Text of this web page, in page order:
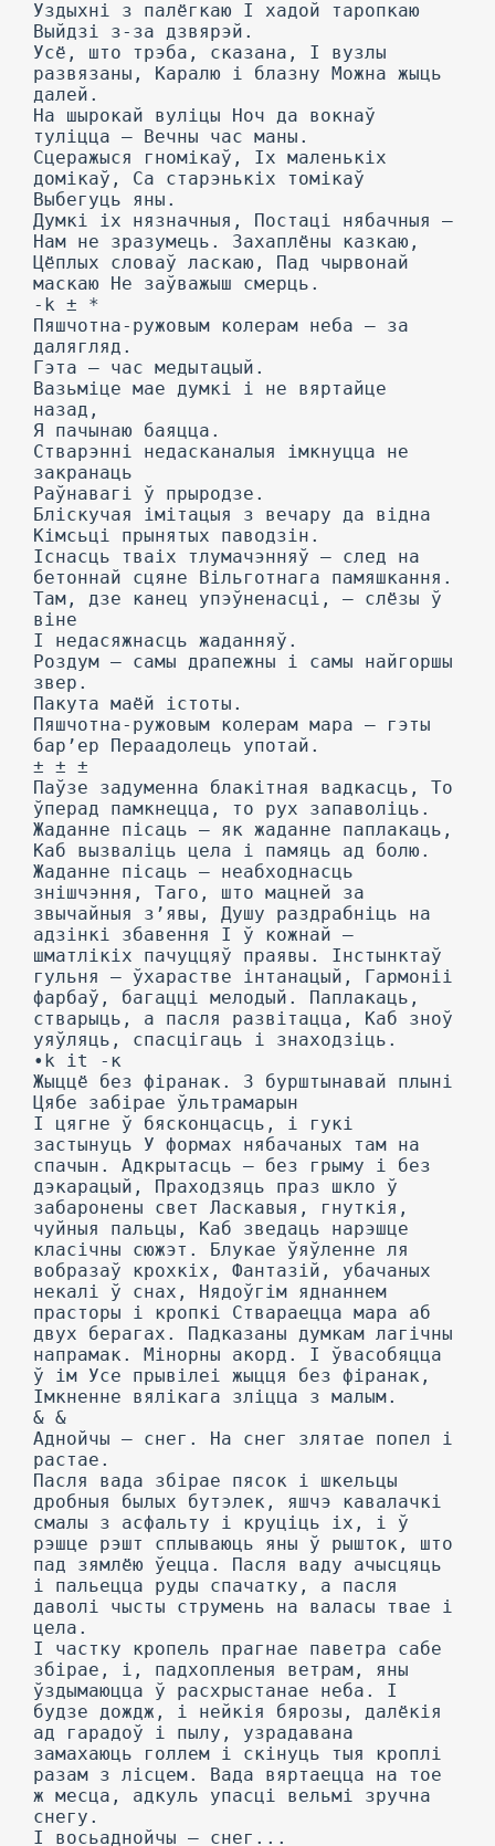
Уздыхні з палёгкаю I хадой таропкаю
Выйдзі з-за дзвярэй.
Усё, што трэба, сказана, I вузлы
развязаны, Каралю і блазну Можна жыць
далей.
На шырокай вуліцы Ноч да вокнаў
туліцца — Вечны час маны.
Сцеражыся гномікаў, Іх маленькіх
домікаў, Са старэнькіх томікаў
Выбегуць яны.
Думкі іх нязначныя, Постаці нябачныя —
Нам не зразумець. Захаплёны казкаю,
Цёплых словаў ласкаю, Пад чырвонай
маскаю He заўважыш смерць.
-k ± *
Пяшчотна-ружовым колерам неба — за
далягляд.
Гэта — час медытацый.
Вазьміце мае думкі і не вяртайце
назад,
Я пачынаю баяцца.
Стварэнні недасканалыя імкнуцца не
закранаць
Раўнавагі ў прыродзе.
Бліскучая імітацыя з вечару да відна
Кімсьці прынятых паводзін.
Існасць тваіх тлумачэнняў — след на
бетоннай сцяне Вільготнага памяшкання.
Там, дзе канец упэўненасці, — слёзы ў
віне
I недасяжнасць жаданняў.
Роздум — самы драпежны і самы найгоршы
звер.
Пакута маёй істоты.
Пяшчотна-ружовым колерам мара — гэты
бар’ер Пераадолець употай.
± ± ±
Паўзе задуменна блакітная вадкасць, To
ўперад памкнецца, то рух запаволіць.
Жаданне пісаць — як жаданне паплакаць,
Каб вызваліць цела і памяць ад болю.
Жаданне пісаць — неабходнасць
знішчэння, Таго, што мацней за
звычайныя з’явы, Душу раздрабніць на
адзінкі збавення I ў кожнай —
шматлікіх пачуццяў праявы. Інстынктаў
гульня — ўхарастве інтанацый, Гармоніі
фарбаў, багацці мелодый. Паплакаць,
стварыць, а пасля развітацца, Каб зноў
уяўляць, спасцігаць і знаходзіць.
•k it -к
Жыццё без фіранак. 3 бурштынавай плыні
Цябе забірае ўльтрамарын
I цягне ў бясконцасць, і гукі
застынуць У формах нябачаных там на
спачын. Адкрытасць — без грыму і без
дэкарацый, Праходзяць праз шкло ў
забаронены свет Ласкавыя, гнуткія,
чуйныя пальцы, Каб зведаць нарэшце
класічны сюжэт. Блукае ўяўленне ля
вобразаў крохкіх, Фантазій, убачаных
некалі ў снах, Нядоўгім яднаннем
прасторы і кропкі Ствараецца мара аб
двух берагах. Падказаны думкам лагічны
напрамак. Мінорны акорд. I ўвасобяцца
ў ім Усе прывілеі жыцця без фіранак,
Імкненне вялікага зліцца з малым.
& &
Аднойчы — снег. На снег злятае попел і
растае.
Пасля вада збірае пясок і шкельцы
дробныя былых бутэлек, яшчэ кавалачкі
смалы з асфальту і круціць іх, і ў
рэшце рэшт сплываюць яны ў рышток, што
пад зямлёю ўецца. Пасля ваду ачысцяць
і пальецца руды спачатку, а пасля
даволі чысты струмень на валасы твае і
цела.
I частку кропель прагнае паветра сабе
збірае, і, падхопленыя ветрам, яны
ўздымаюцца ў расхрыстанае неба. I
будзе дождж, і нейкія бярозы, далёкія
ад гарадоў і пылу, узрадавана
замахаюць голлем і скінуць тыя кроплі
разам з лісцем. Вада вяртаецца на тое
ж месца, адкуль упасці вельмі зручна
снегу.
I восьаднойчы — снег...